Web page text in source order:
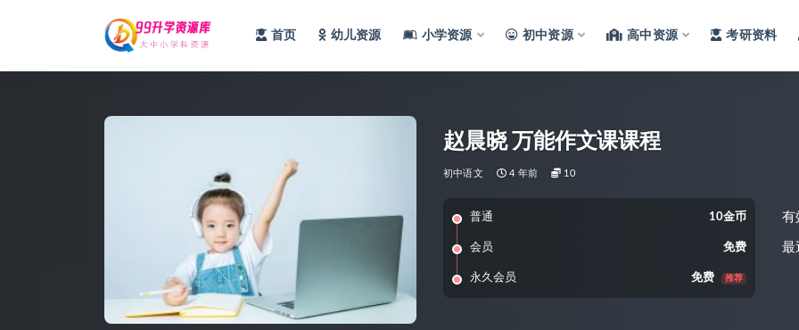
首页 幼儿资源 小学资源 初中资源 高中资源 考研资料
赵晨晓 万能作文课课程
初中语文 4 年前 10
普通 10金币
会员 免费
永久会员 免费 推荐
有
最